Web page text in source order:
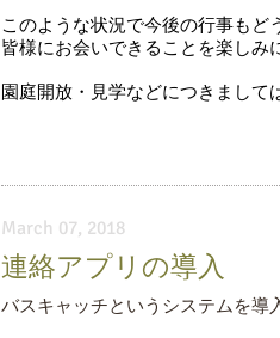
このような状況で今後の行事もど
皆様にお会いできることを楽しみ
園庭開放・見学などにつきまして
March 07, 2018
連絡アプリの導入
バスキャッチというシステムを導